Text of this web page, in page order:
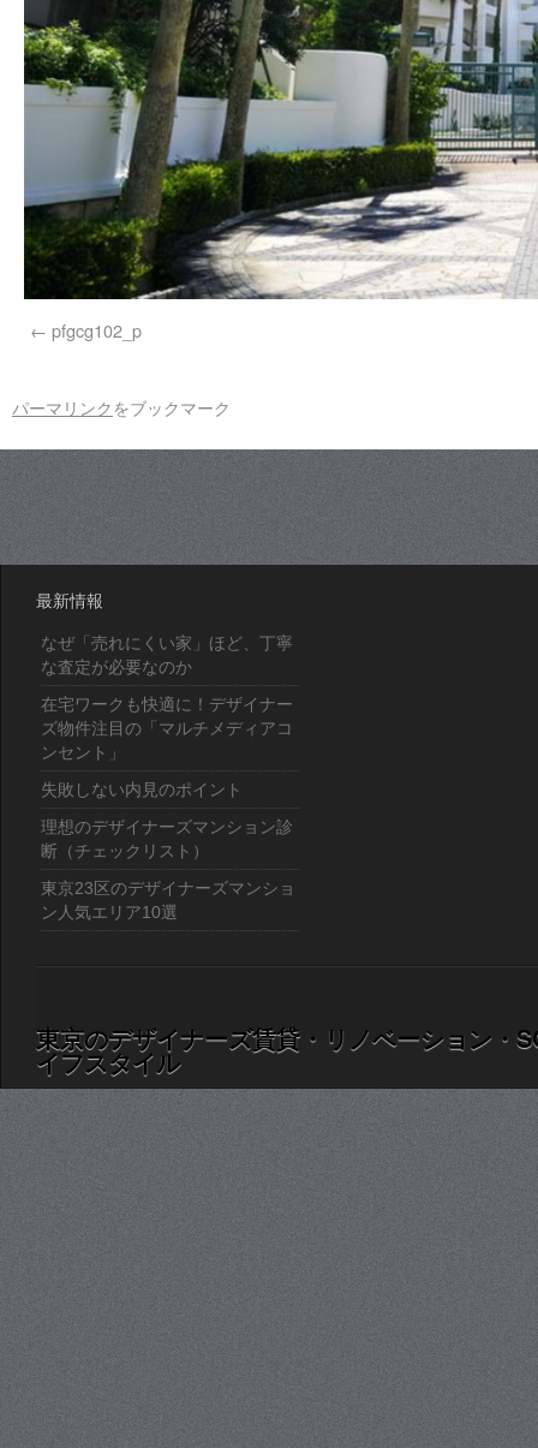
pfgcg102_p
パーマリンクをブックマーク
最新情報
なぜ「売れにくい家」ほど、丁寧
な査定が必要なのか
在宅ワークも快適に！デザイナー
ズ物件注目の「マルチメディアコ
ンセント」
失敗しない内見のポイント
理想のデザイナーズマンション診
断（チェックリスト）
東京23区のデザイナーズマンショ
ン人気エリア10選
東京のデザイナーズ賃貸・リノベーション・
イフスタイル